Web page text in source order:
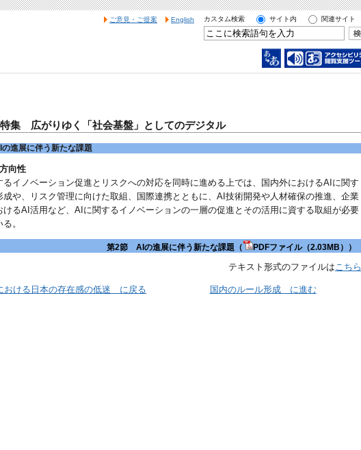
ご意見・ご提案 English カスタム検索 サイト内 関連サイト
広がりゆく「社会基盤」としてのデジタル
進展に伴う新たな課題
向性
るイノベーション促進とリスクへの対応を同時に進める上では、国内外におけるAIに関す
成や、リスク管理に向けた取組、国際連携とともに、AI技術開発や人材確保の推進、企業
けるAI活用など、AIに関するイノベーションの一層の促進とその活用に資する取組が必要
。
第2節 AIの進展に伴う新たな課題（ PDFファイル（2.03MB））
テキスト形式のファイルはこちら
おける日本の存在感の低迷 に戻る 国内のルール形成 に進む